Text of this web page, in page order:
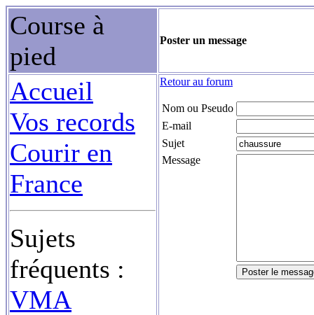
Course à
pied
Poster un message
Accueil
Vos records
Courir en
France
Sujets
fréquents :
VMA
Retour au forum
Nom ou Pseudo
E-mail
Sujet
Message